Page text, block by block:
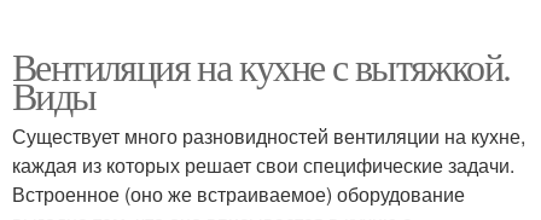
Вентиляция на кухне с вытяжкой.
Виды
Существует много разновидностей вентиляции на кухне,
каждая из которых решает свои специфические задачи.
Встроенное (оно же встраиваемое) оборудование